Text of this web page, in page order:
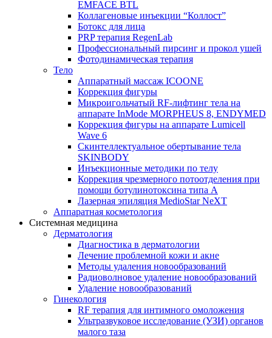
EMFACE BTL
Коллагеновые инъекции “Коллост”
Ботокс для лица
PRP терапия RegenLab
Профессиональный пирсинг и прокол ушей
Фотодинамическая терапия
Тело
Аппаратный массаж ICOONE
Коррекция фигуры
Микроигольчатый RF-лифтинг тела на
аппарате InMode MORPHEUS 8, ENDYMED
Коррекция фигуры на аппарате Lumicell
Wave 6
Скинтеллектуальное обертывание тела
SKINBODY
Инъекционные методики по телу
Коррекция чрезмерного потоотделения при
помощи ботулинотоксина типа А
Лазерная эпиляция MedioStar NeXT
Аппаратная косметология
Системная медицина
Дерматология
Диагностика в дерматологии
Лечение проблемной кожи и акне
Методы удаления новообразований
Радиоволновое удаление новообразований
Удаление новообразований
Гинекология
RF терапия для интимного омоложения
Ультразвуковое исследование (УЗИ) органов
малого таза